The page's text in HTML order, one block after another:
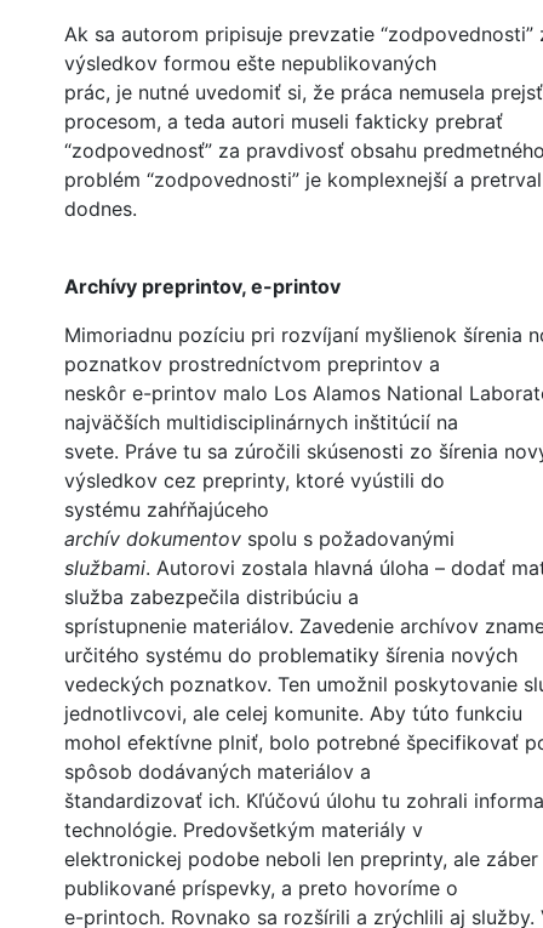
Ak sa autorom pripisuje prevzatie “zodpovednosti”
výsledkov formou ešte nepublikovaných
prác, je nutné uvedomiť si, že práca nemusela
procesom, a teda autori museli fakticky prebrať
“zodpovednosť” za pravdivosť obsahu
problém “zodpovednosti” je komplexnejší a pretrval
dodnes.
Archívy preprintov, e-printov
Mimoriadnu pozíciu pri rozvíjaní myšlienok šírenia
poznatkov prostredníctvom preprintov a
neskôr e-printov malo Los Alamos National
najväčších multidisciplinárnych inštitúcií na
svete. Práve tu sa zúročili skúsenosti zo šírenia
výsledkov cez preprinty, ktoré vyústili do
systému zahŕňajúceho
archív dokumentov spolu s požadovanými
službami. Autorovi zostala hlavná úloha – dodať
služba zabezpečila distribúciu a
sprístupnenie materiálov. Zavedenie archívov
určitého systému do problematiky šírenia nových
vedeckých poznatkov. Ten umožnil poskytovanie
jednotlivcovi, ale celej komunite. Aby túto funkciu
mohol efektívne plniť, bolo potrebné špecifikovať
spôsob dodávaných materiálov a
štandardizovať ich. Kľúčovú úlohu tu zohrali
technológie. Predovšetkým materiály v
elektronickej podobe neboli len preprinty, ale
publikované príspevky, a preto hovoríme o
e-printoch. Rovnako sa rozšírili a zrýchlili aj služby.